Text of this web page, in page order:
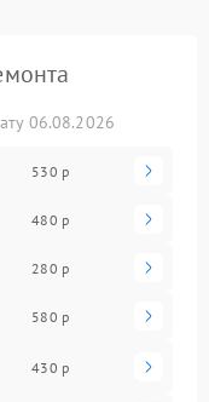
06.08.2026
530 р
480 р
280 р
580 р
430 р